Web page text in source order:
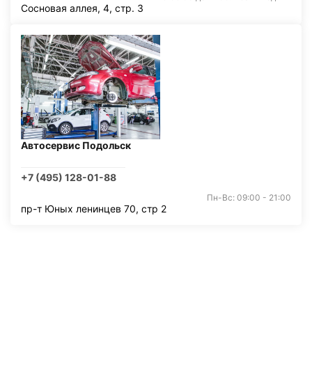
Сосновая аллея, 4, стр. 3
Автосервис Подольск
+7 (495) 128-01-88
Пн-Вс: 09:00 - 21:00
пр-т Юных ленинцев 70, стр 2